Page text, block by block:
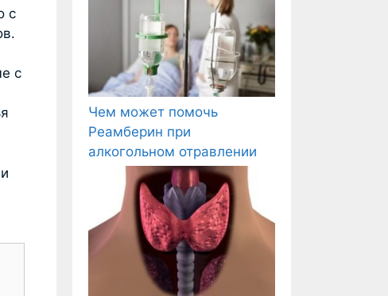
с
с
Чем может помочь
Реамберин при
алкогольном отравлении